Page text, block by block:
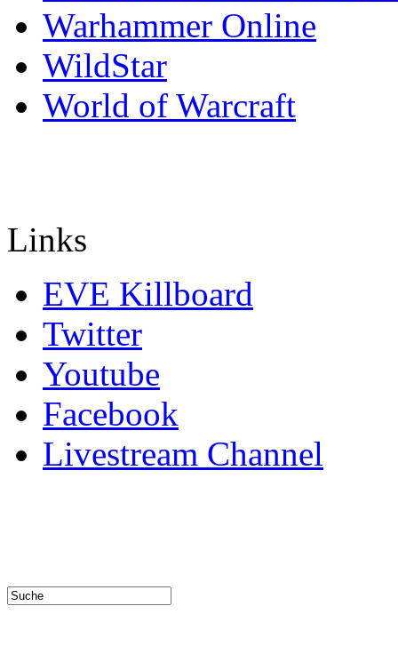
Warhammer Online
WildStar
World of Warcraft
Links
EVE Killboard
Twitter
Youtube
Facebook
Livestream Channel